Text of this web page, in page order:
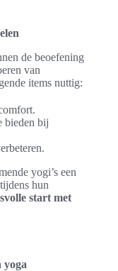
de beoefening
van
items nuttig:
bieden bij
yogi’s een
hun
start met
yoga